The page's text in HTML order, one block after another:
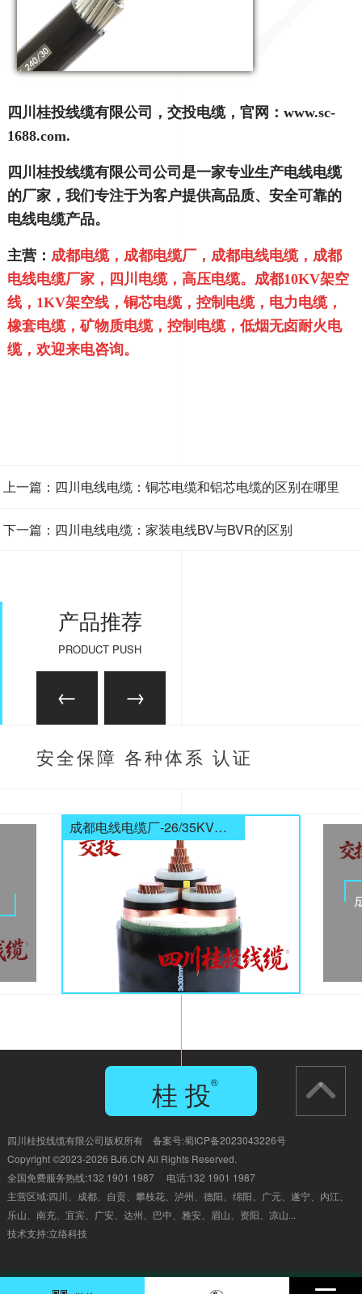
四川桂投线缆有限公司，交投电缆，官网：www.sc-
1688.com.
四川桂投线缆有限公司公司是一家专业生产电线电缆
的厂家，我们专注于为客户提供高品质、安全可靠的
电线电缆产品。
主营： 成都电缆，成都电缆厂，成都电线电缆，成都
电线电缆厂家，四川电缆，高压电缆。成都10KV架空
线，1KV架空线，铜芯电缆，控制电缆，电力电缆，
橡套电缆，矿物质电缆，控制电缆，低烟无卤耐火电
缆，欢迎来电咨询。
上一篇：四川电线电缆：铜芯电缆和铝芯电缆的区别在哪里
下一篇：四川电线电缆：家装电线BV与BVR的区别
产品推荐
PRODUCT PUSH
安全保障 各种体系 认证
成都电线电缆厂-26/35KV高压电缆
四川桂投线缆有限公司版权所有 备案号:蜀ICP备2023043226号
Copyright ©2023-2026 BJ6.CN All Rights Reserved.
全国免费服务热线:132 1901 1987 电话:132 1901 1987
桂 投®
主营区域:四川、成都、自贡、 攀枝花、泸州、德阳、绵阳、广元、遂宁、内江、
乐山、南充、宜宾、广安、达州、巴中、雅安、眉山、资阳、凉山...
技术支持:立络科技